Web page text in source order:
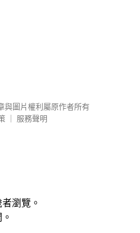
與圖片權利屬原作者所有
服務聲明
瀏覽。